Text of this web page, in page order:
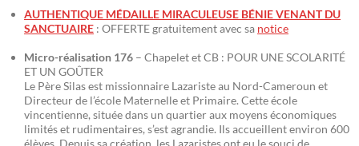
AUTHENTIQUE MÉDAILLE MIRACULEUSE BÉNIE VENANT DU
SANCTUAIRE : OFFERTE gratuitement avec sa notice
Micro-réalisation 176 – Chapelet et CB : POUR UNE SCOLARITÉ
ET UN GOÛTER
Le Père Silas est missionnaire Lazariste au Nord-Cameroun et
Directeur de l’école Maternelle et Primaire. Cette école
vincentienne, située dans un quartier aux moyens économiques
limités et rudimentaires, s’est agrandie. Ils accueillent environ 600